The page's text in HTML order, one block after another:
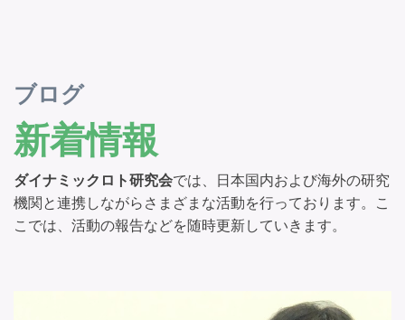
ブログ
新着情報
ダイナミックロト研究会では、日本国内および海外の研究
機関と連携しながらさまざまな活動を行っております。こ
こでは、活動の報告などを随時更新していきます。